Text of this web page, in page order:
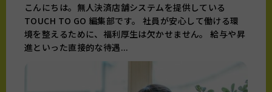
こんにちは。無人決済店舗システムを提供している
TOUCH TO GO 編集部です。 社員が安心して働ける環
境を整えるために、福利厚生は欠かせません。 給与や昇
進といった直接的な待遇...